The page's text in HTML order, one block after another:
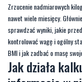
kontrolować wagę i ogólny
BMI i jak zadbać o masę
Jak działa
informacje w
BMI to indeks masy ciała,
ciała do wzrostu. Na